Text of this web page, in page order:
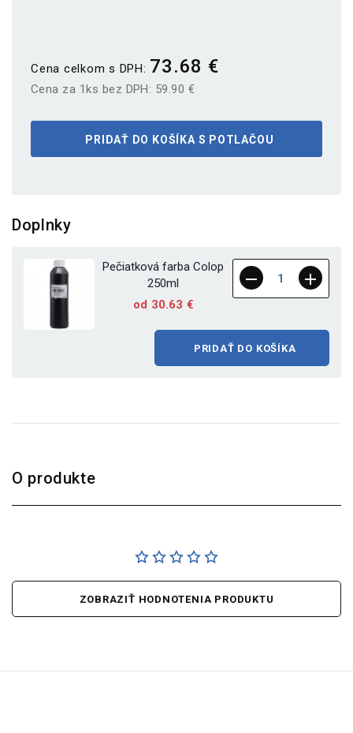
Cena celkom s DPH: 73.68 €
Cena za 1ks bez DPH: 59.90 €
PRIDAŤ DO KOŠÍKA S POTLAČOU
Doplnky
Pečiatková farba Colop
250ml
od 30.63 €
PRIDAŤ DO KOŠÍKA
O produkte
ZOBRAZIŤ HODNOTENIA PRODUKTU